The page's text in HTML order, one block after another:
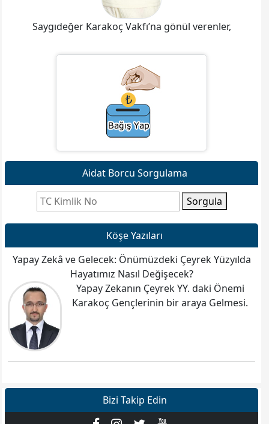
Bizi Takip Edin
Saygıdeğer Karakoç Vakfı’na gönül verenler,
Aidat Borcu Sorgulama
Sorgula
Köşe Yazıları
Yapay Zekâ ve Gelecek: Önümüzdeki Çeyrek Yüzyılda
Hayatımız Nasıl Değişecek?
Yapay Zekanın Çeyrek YY. daki Önemi
Karakoç Gençlerinin bir araya Gelmesi.